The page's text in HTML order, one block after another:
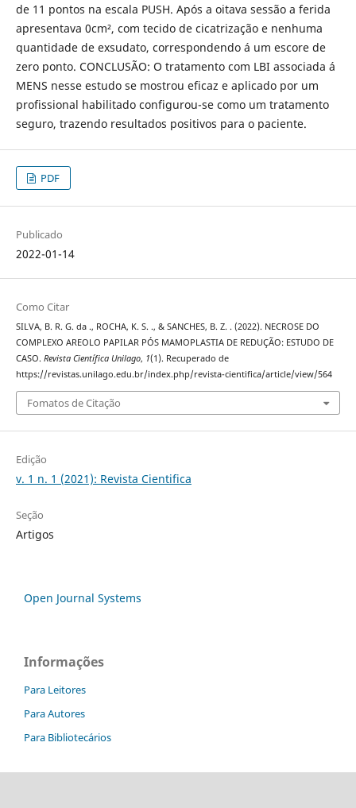
de 11 pontos na escala PUSH. Após a oitava sessão a ferida
apresentava 0cm², com tecido de cicatrização e nenhuma
quantidade de exsudato, correspondendo á um escore de
zero ponto. CONCLUSÃO: O tratamento com LBI associada á
MENS nesse estudo se mostrou eficaz e aplicado por um
profissional habilitado configurou-se como um tratamento
seguro, trazendo resultados positivos para o paciente.
PDF
Publicado
2022-01-14
Como Citar
SILVA, B. R. G. da ., ROCHA, K. S. ., & SANCHES, B. Z. . (2022). NECROSE DO
COMPLEXO AREOLO PAPILAR PÓS MAMOPLASTIA DE REDUÇÃO: ESTUDO DE
CASO. Revista Científica Unilago, 1(1). Recuperado de
https://revistas.unilago.edu.br/index.php/revista-cientifica/article/view/564
Fomatos de Citação
Edição
v. 1 n. 1 (2021): Revista Cientifica
Seção
Artigos
Open Journal Systems
Informações
Para Leitores
Para Autores
Para Bibliotecários